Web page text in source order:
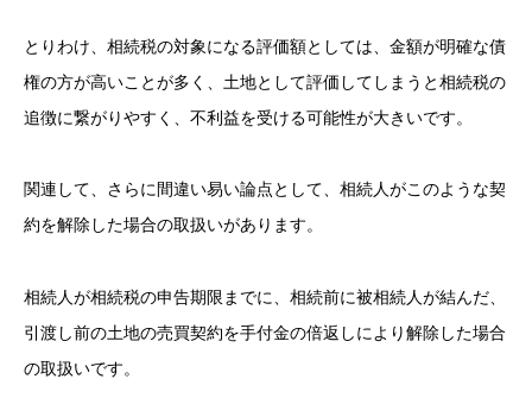
とりわけ、相続税の対象になる評価額としては、金額が明確な債
権の方が高いことが多く、土地として評価してしまうと相続税の
追徴に繋がりやすく、不利益を受ける可能性が大きいです。
関連して、さらに間違い易い論点として、相続人がこのような契
約を解除した場合の取扱いがあります。
相続人が相続税の申告期限までに、相続前に被相続人が結んだ、
引渡し前の土地の売買契約を手付金の倍返しにより解除した場合
の取扱いです。